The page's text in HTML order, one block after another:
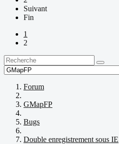
Suivant
Fin
1
2
Forum
GMapFP
Bugs
Double enregistrement sous IE